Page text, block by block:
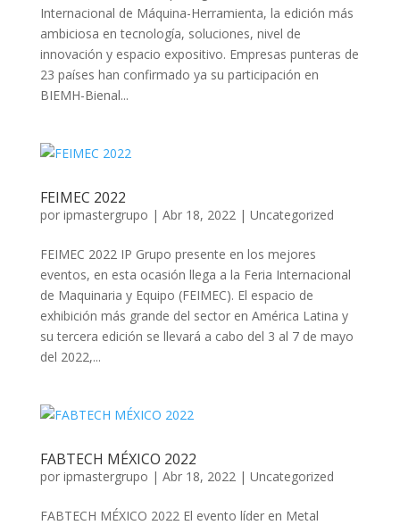
Internacional de Máquina-Herramienta, la edición más
ambiciosa en tecnología, soluciones, nivel de
innovación y espacio expositivo. Empresas punteras de
23 países han confirmado ya su participación en
BIEMH-Bienal...
FEIMEC 2022
por ipmastergrupo | Abr 18, 2022| Uncategorized
FEIMEC 2022 IP Grupo presente en los mejores
eventos, en esta ocasión llega a la Feria Internacional
de Maquinaria y Equipo (FEIMEC). El espacio de
exhibición más grande del sector en América Latina y
su tercera edición se llevará a cabo del 3 al 7 de mayo
del 2022,...
FABTECH MÉXICO 2022
por ipmastergrupo | Abr 18, 2022| Uncategorized
FABTECH MÉXICO 2022 El evento líder en Metal